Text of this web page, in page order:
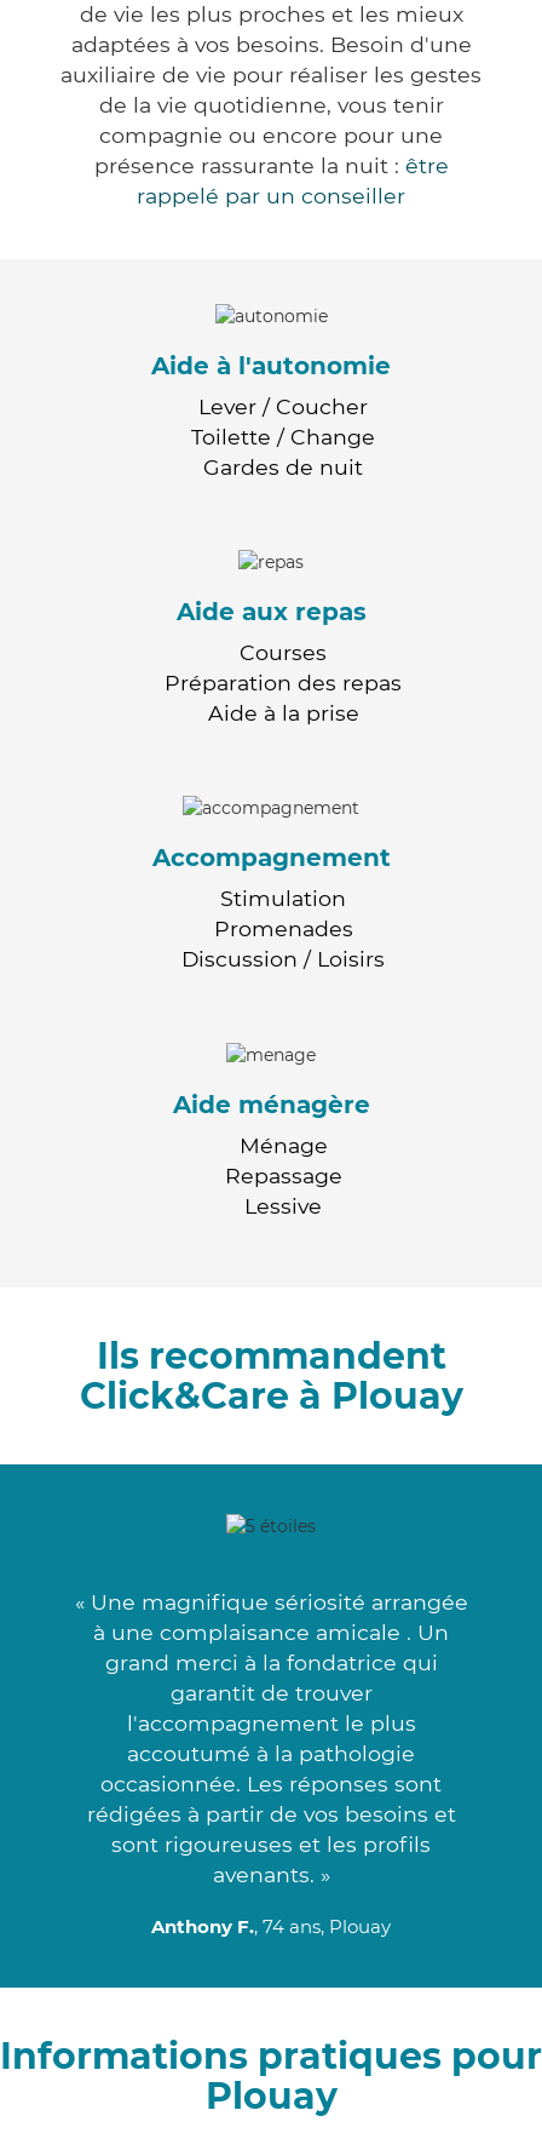
de vie les plus proches et les mieux
adaptées à vos besoins. Besoin d'une
auxiliaire de vie pour réaliser les gestes
de la vie quotidienne, vous tenir
compagnie ou encore pour une
présence rassurante la nuit : être
rappelé par un conseiller
Aide à l'autonomie
Lever / Coucher
Toilette / Change
Gardes de nuit
Aide aux repas
Courses
Préparation des repas
Aide à la prise
Accompagnement
Stimulation
Promenades
Discussion / Loisirs
Aide ménagère
Ménage
Repassage
Lessive
Ils recommandent
Click&Care à Plouay
« Une magnifique sériosité arrangée
à une complaisance amicale . Un
grand merci à la fondatrice qui
garantit de trouver
l'accompagnement le plus
accoutumé à la pathologie
occasionnée. Les réponses sont
rédigées à partir de vos besoins et
sont rigoureuses et les profils
avenants. »
Anthony F., 74 ans, Plouay
Informations pratiques pour
Plouay